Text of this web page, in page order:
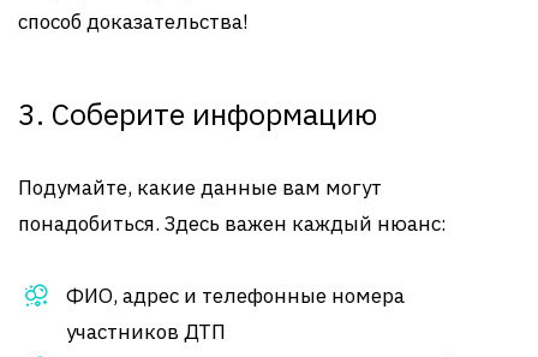
способ доказательства!
3. Соберите информацию
Подумайте, какие данные вам могут
понадобиться. Здесь важен каждый нюанс:
ФИО, адрес и телефонные номера
участников ДТП